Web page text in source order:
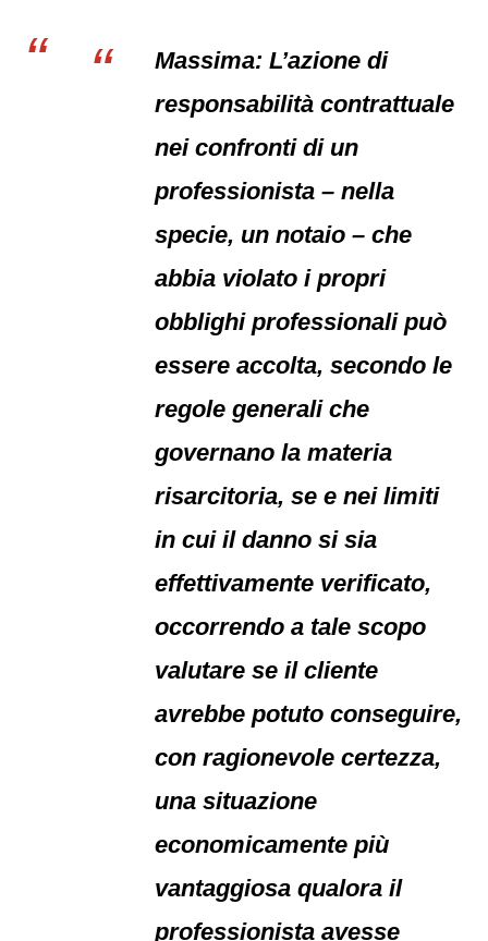
Massima: L’azione di
responsabilità contrattuale
nei confronti di un
professionista – nella
specie, un notaio – che
abbia violato i propri
obblighi professionali può
essere accolta, secondo le
regole generali che
governano la materia
risarcitoria, se e nei limiti
in cui il danno si sia
effettivamente verificato,
occorrendo a tale scopo
valutare se il cliente
avrebbe potuto conseguire,
con ragionevole certezza,
una situazione
economicamente più
vantaggiosa qualora il
professionista avesse